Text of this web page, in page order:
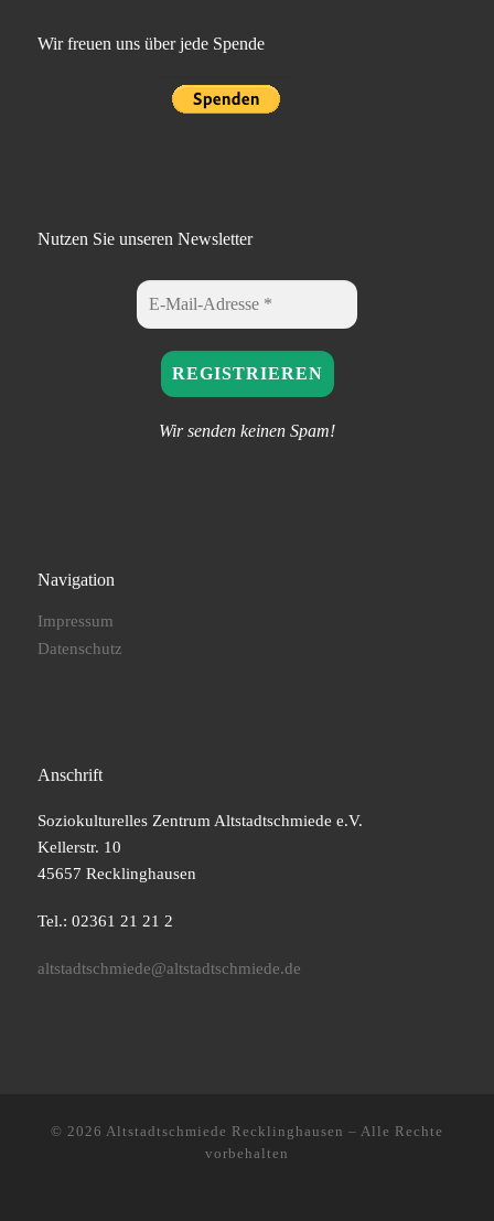
Wir freuen uns über jede Spende
Nutzen Sie unseren Newsletter
Wir senden keinen Spam!
Navigation
Impressum
Datenschutz
Anschrift
Soziokulturelles Zentrum Altstadtschmiede e.V.
Kellerstr. 10
45657 Recklinghausen
Tel.: 02361 21 21 2
altstadtschmiede@altstadtschmiede.de
© 2026 Altstadtschmiede Recklinghausen – Alle Rechte
vorbehalten